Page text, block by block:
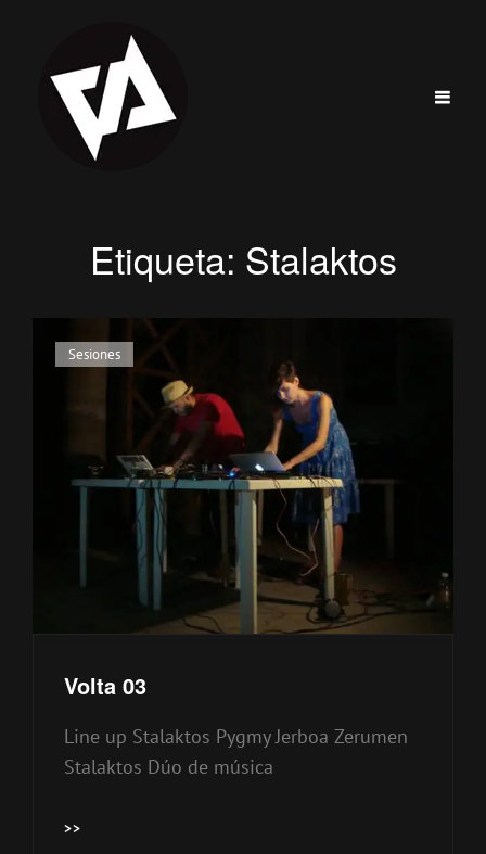
Etiqueta: Stalaktos
Enlaces
Sesiones
Volta 03
Line up Stalaktos Pygmy Jerboa Zerumen
Stalaktos Dúo de música
>>VOLTA